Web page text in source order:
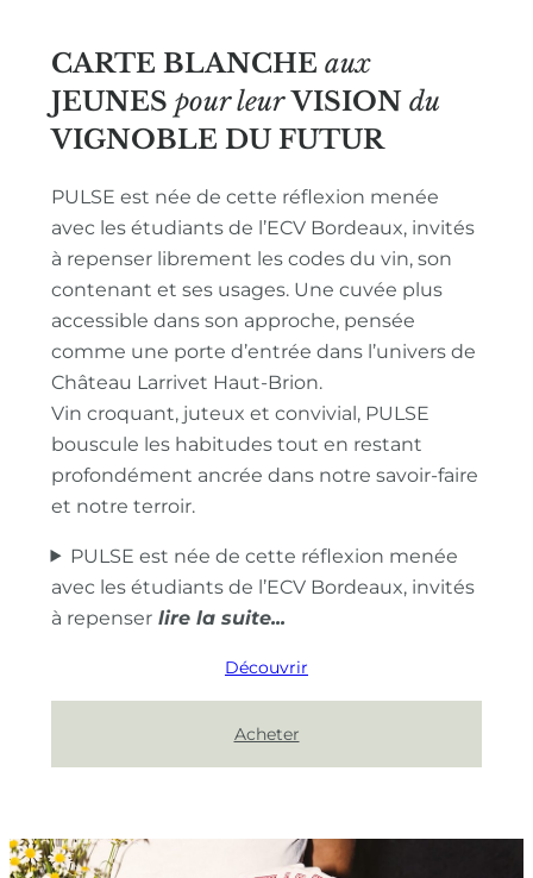
CARTE BLANCHE aux
JEUNES pour leur VISION du
VIGNOBLE DU FUTUR
PULSE est née de cette réflexion menée
avec les étudiants de l’ECV Bordeaux, invités
à repenser librement les codes du vin, son
contenant et ses usages. Une cuvée plus
accessible dans son approche, pensée
comme une porte d’entrée dans l’univers de
Château Larrivet Haut-Brion.
Vin croquant, juteux et convivial, PULSE
bouscule les habitudes tout en restant
profondément ancrée dans notre savoir-faire
et notre terroir.
PULSE est née de cette réflexion menée
avec les étudiants de l’ECV Bordeaux, invités
à repenser
Découvrir
Acheter